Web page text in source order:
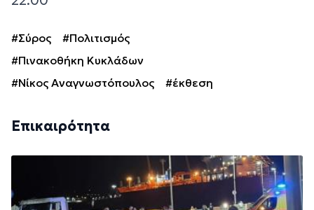
#Σύρος
#Πολιτισμός
#Πινακοθήκη Κυκλάδων
#Νίκος Αναγνωστόπουλος
#έκθεση
Επικαιρότητα